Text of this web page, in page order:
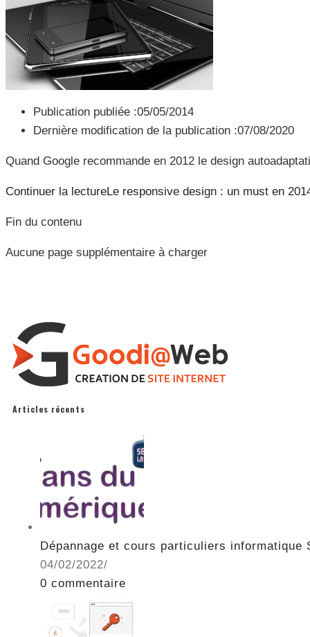
Publication publiée :05/05/2014
Dernière modification de la publication :07/08/2020
Quand Google recommande en 2012 le design
Continuer la lectureLe responsive design : un must en
Fin du contenu
Aucune page supplémentaire à charger
Articles récents
Dépannage et cours particuliers informatique
04/02/2022/
0 commentaire